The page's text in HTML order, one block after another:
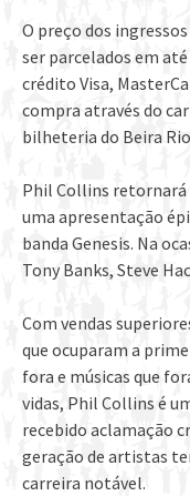
O preço dos
ser parcelados em
crédito Visa,
compra através do
bilheteria do Beira
Phil Collins retornará
uma apresentação
banda Genesis. Na
Tony Banks, Steve
Com vendas
que ocuparam a
fora e músicas que
vidas, Phil Collins é
recebido aclamação
geração de artistas
carreira notável.